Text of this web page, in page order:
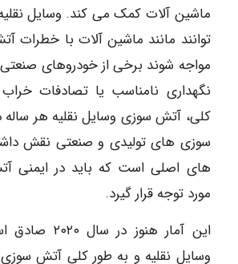
ماشین آلات کمک می کند. وسایل
توانند مانند ماشین آلات با خطرات
مواجه شوند برخی از خودروهای صنعتی
نگهداری نامناسب یا تصادفات
سوزی های تولیدی و صنعتی نقش
های اصلی است که باید در ایمنی
مورد توجه قرار گیرد.
این آمار
وسایل نقلیه و به طور کلی آتش